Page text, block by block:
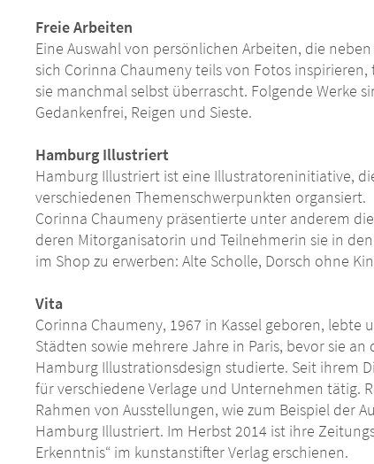
Freie Arbeiten
Eine Auswahl von persönlichen Arbeiten, die
sich Corinna Chaumeny teils von Fotos
sie manchmal selbst überrascht. Folgende Werke
Gedankenfrei, Reigen und Sieste.
Hamburg Illustriert
Hamburg Illustriert ist eine Illustratoreninitiative,
verschiedenen Themenschwerpunkten organsiert.
Corinna Chaumeny präsentierte unter anderem
deren Mitorganisatorin und Teilnehmerin sie in
im Shop zu erwerben: Alte Scholle, Dorsch ohne
Vita
Corinna Chaumeny, 1967 in Kassel geboren,
Städten sowie mehrere Jahre in Paris, bevor sie
Hamburg Illustrationsdesign studierte. Seit ihrem
für verschiedene Verlage und Unternehmen tätig.
Rahmen von Ausstellungen, wie zum Beispiel der
Hamburg Illustriert. Im Herbst 2014 ist ihre
Erkenntnis“ im kunstanstifter Verlag erschienen.